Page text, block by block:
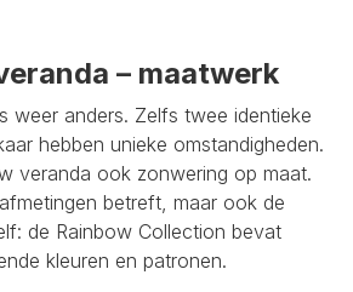
– maatwerk
weer anders. Zelfs twee identieke
hebben unieke omstandigheden.
veranda ook zonwering op maat.
betreft, maar ook de
de Rainbow Collection bevat
kleuren en patronen.